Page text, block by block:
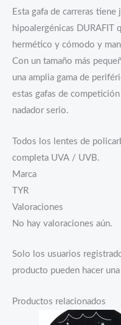
Esta gafa de carreras
hipoalergénicas DURAFIT
hermético y cómodo y
Con un tamaño más
una amplia gama de
estas gafas de
nadador serio.
Todos los lentes de
completa UVA / UVB.
Marca
TYR
Valoraciones
No hay valoraciones aún.
Solo los usuarios
producto pueden hacer
Productos relacionados